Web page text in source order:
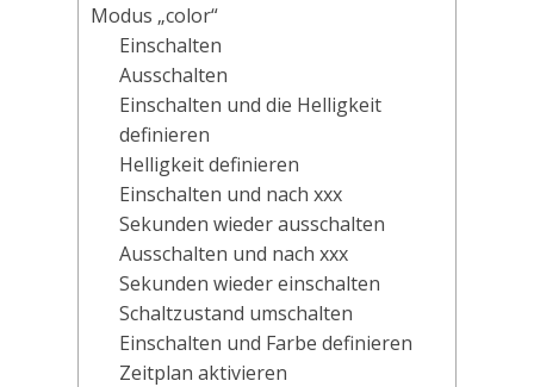
Modus „color“
Einschalten
Ausschalten
Einschalten und die Helligkeit
definieren
Helligkeit definieren
Einschalten und nach xxx
Sekunden wieder ausschalten
Ausschalten und nach xxx
Sekunden wieder einschalten
Schaltzustand umschalten
Einschalten und Farbe definieren
Zeitplan aktivieren